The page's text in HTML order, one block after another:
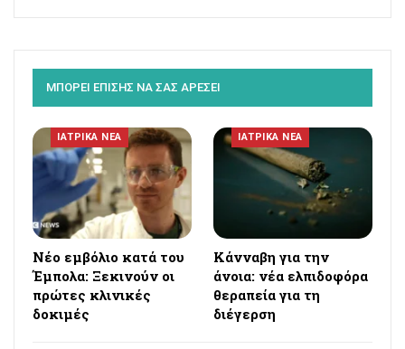
ΜΠΟΡΕΙ ΕΠΙΣΗΣ ΝΑ ΣΑΣ ΑΡΕΣΕΙ
ΙΑΤΡΙΚΑ ΝΕΑ
Νέο εμβόλιο κατά του
Έμπολα: Ξεκινούν οι
πρώτες κλινικές
δοκιμές
ΙΑΤΡΙΚΑ ΝΕΑ
Κάνναβη για την
άνοια: νέα ελπιδοφόρα
θεραπεία για τη
διέγερση